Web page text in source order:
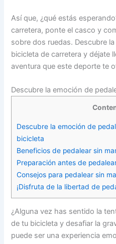
Así que, ¿qué estás
carretera, ponte el casco y
sobre dos ruedas. Descubre
bicicleta de carretera y déjate
aventura que este deporte te
Descubre la emoción de
Descubre la emoción de
bicicleta
Beneficios de pedalear sin
Preparación antes de
Consejos para pedalear sin
¡Disfruta de la libertad de
¿Alguna vez has sentido la
de tu bicicleta y desafiar la
puede ser una experiencia